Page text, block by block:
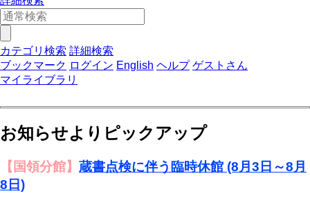
カテゴリ検索 詳細検索
ブックマーク ログイン English ヘルプ ゲストさん
マイライブラリ
お知らせよりピックアップ
【国領分館】 蔵書点検に伴う臨時休館 (8月3日～8月
8日)